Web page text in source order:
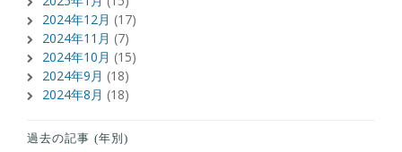
2024年12月 (17)
2024年11月 (7)
2024年10月 (15)
2024年9月 (18)
2024年8月 (18)
過去の記事 (年別)